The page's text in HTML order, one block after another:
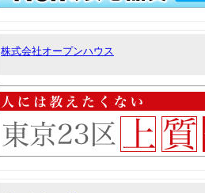
株式会社オープンハウス